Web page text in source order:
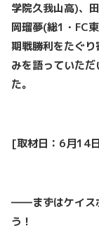
学院久我山高)、
岡瑠夢(総1・FC
期戦勝利をたぐ
みを語っていた
た。
[取材日：6月14
――まずはケイス
う！